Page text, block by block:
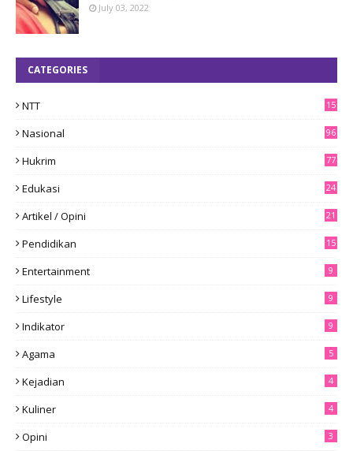
July 03, 2022
CATEGORIES
NTT
15
Nasional 96
Hukrim 77
Edukasi 24
Artikel / Opini 21
Pendidikan 15
Entertainment 9
Lifestyle 9
Indikator 9
Agama 5
Kejadian 4
Kuliner 4
Opini 3